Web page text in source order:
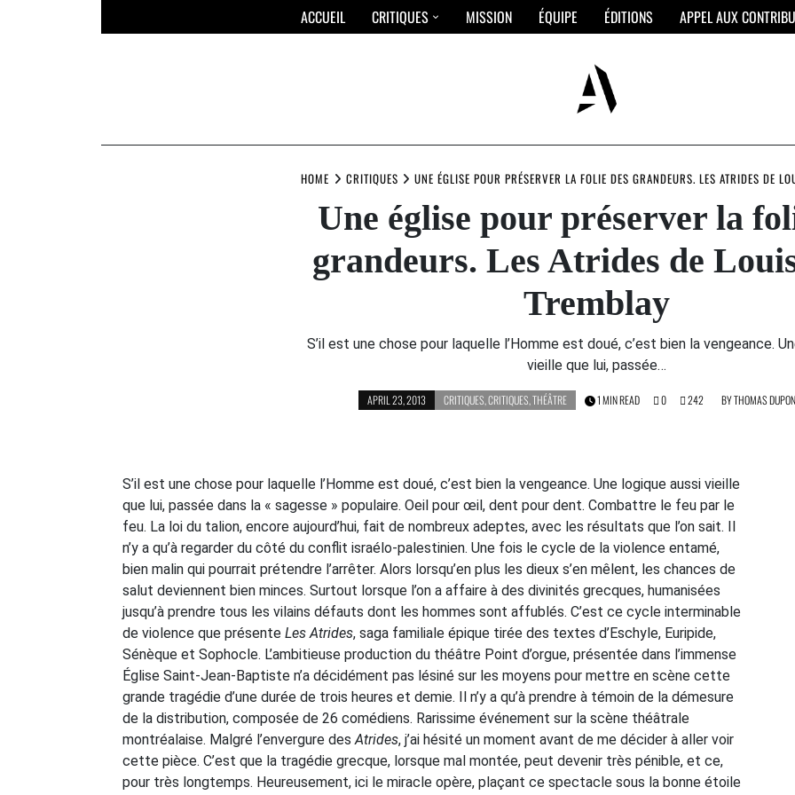
ACCUEIL CRITIQUES MISSION ÉQUIPE ÉDITIONS APPEL AUX
HOME CRITIQUES UNE ÉGLISE POUR PRÉSERVER LA FOLIE DES GRANDEURS. LES ATRIDES DE
Une église pour préserver la
grandeurs. Les Atrides de
Tremblay
S’il est une chose pour laquelle l’Homme est doué, c’est bien la vengeance.
vieille que lui, passée…
APRIL 23, 2013 CRITIQUES CRITIQUES THÉÂTRE BYTHOMAS
1 MIN READ 0 242
S’il est une chose pour laquelle l’Homme est doué, c’est bien la vengeance. Une logique aussi vieille
que lui, passée dans la « sagesse » populaire. Oeil pour œil, dent pour dent. Combattre le feu par le
feu. La loi du talion, encore aujourd’hui, fait de nombreux adeptes, avec les résultats que l’on sait. Il
n’y a qu’à regarder du côté du conflit israélo-palestinien. Une fois le cycle de la violence entamé,
bien malin qui pourrait prétendre l’arrêter. Alors lorsqu’en plus les dieux s’en mêlent, les chances de
salut deviennent bien minces. Surtout lorsque l’on a affaire à des divinités grecques, humanisées
jusqu’à prendre tous les vilains défauts dont les hommes sont affublés. C’est ce cycle interminable
de violence que présente Les Atrides, saga familiale épique tirée des textes d’Eschyle, Euripide,
Sénèque et Sophocle. L’ambitieuse production du théâtre Point d’orgue, présentée dans l’immense
Église Saint-Jean-Baptiste n’a décidément pas lésiné sur les moyens pour mettre en scène cette
grande tragédie d’une durée de trois heures et demie. Il n’y a qu’à prendre à témoin de la démesure
de la distribution, composée de 26 comédiens. Rarissime événement sur la scène théâtrale
montréalaise. Malgré l’envergure desAtrides, j’ai hésité un moment avant de me décider à aller voir
cette pièce. C’est que la tragédie grecque, lorsque mal montée, peut devenir très pénible, et ce,
pour très longtemps. Heureusement, ici le miracle opère, plaçant ce spectacle sous la bonne étoile